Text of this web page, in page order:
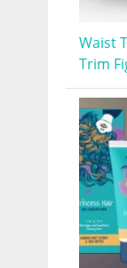
Waist
Trim